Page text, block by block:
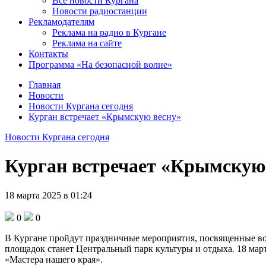
Новости радиостанции
Рекламодателям
Реклама на радио в Кургане
Реклама на сайте
Контакты
Программа «На безопасной волне»
Главная
Новости
Новости Кургана сегодня
Курган встречает «Крымскую весну»
Новости Кургана сегодня
Курган встречает «Крымскую
18 марта 2025 в 01:24
0
0
В Кургане пройдут праздничные мероприятия, посвященные
площадок станет Центральный парк культуры и отдыха. 18
«Мастера нашего края».